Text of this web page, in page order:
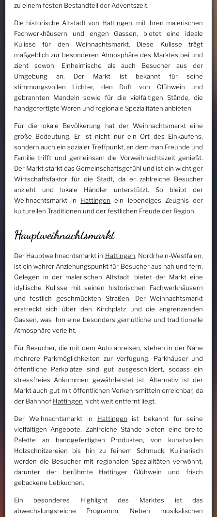
zu einem festen Bestandteil der Adventszeit.
Die historische Altstadt von Hattingen, mit ihren malerischen
Fachwerkhäusern und engen Gassen, bietet eine ideale
Kulisse für den Weihnachtsmarkt. Diese Kulisse trägt
maßgeblich zur besonderen Atmosphäre des Marktes bei und
zieht sowohl Einheimische als auch Besucher aus der
Umgebung an. Der Markt ist bekannt für seine
stimmungsvollen Lichter, den Duft von Glühwein und
gebrannten Mandeln sowie für die vielfältigen Stände, die
handgefertigte Waren und regionale Spezialitäten anbieten.
Für die lokale Bevölkerung hat der Weihnachtsmarkt eine
große Bedeutung. Er ist nicht nur ein Ort des Einkaufens,
sondern auch ein sozialer Treffpunkt, an dem man Freunde und
Familie trifft und gemeinsam die Vorweihnachtszeit genießt.
Der Markt stärkt das Gemeinschaftsgefühl und ist ein wichtiger
Wirtschaftsfaktor für die Stadt, da er zahlreiche Besucher
anzieht und lokale Händler unterstützt. So bleibt der
Weihnachtsmarkt in Hattingen ein lebendiges Zeugnis der
kulturellen Traditionen und der festlichen Freude der Region.
Hauptweihnachtsmarkt
Der Hauptweihnachtsmarkt in Hattingen, Nordrhein-Westfalen,
ist ein wahrer Anziehungspunkt für Besucher aus nah und fern.
Gelegen in der malerischen Altstadt, bietet der Markt eine
idyllische Kulisse mit seinen historischen Fachwerkhäusern
und festlich geschmückten Straßen. Der Weihnachtsmarkt
erstreckt sich über den Kirchplatz und die angrenzenden
Gassen, was ihm eine besonders gemütliche und traditionelle
Atmosphäre verleiht.
Für Besucher, die mit dem Auto anreisen, stehen in der Nähe
mehrere Parkmöglichkeiten zur Verfügung. Parkhäuser und
öffentliche Parkplätze sind gut ausgeschildert, sodass ein
stressfreies Ankommen gewährleistet ist. Alternativ ist der
Markt auch gut mit öffentlichen Verkehrsmitteln erreichbar, da
der Bahnhof Hattingen nicht weit entfernt liegt.
Der Weihnachtsmarkt in Hattingen ist bekannt für seine
vielfältigen Angebote. Zahlreiche Stände bieten eine breite
Palette an handgefertigten Produkten, von kunstvollen
Holzschnitzereien bis hin zu feinem Schmuck. Kulinarisch
werden die Besucher mit regionalen Spezialitäten verwöhnt,
darunter der berühmte Hattinger Glühwein und frisch
gebackene Lebkuchen.
Ein besonderes Highlight des Marktes ist das
abwechslungsreiche Programm. Neben musikalischen